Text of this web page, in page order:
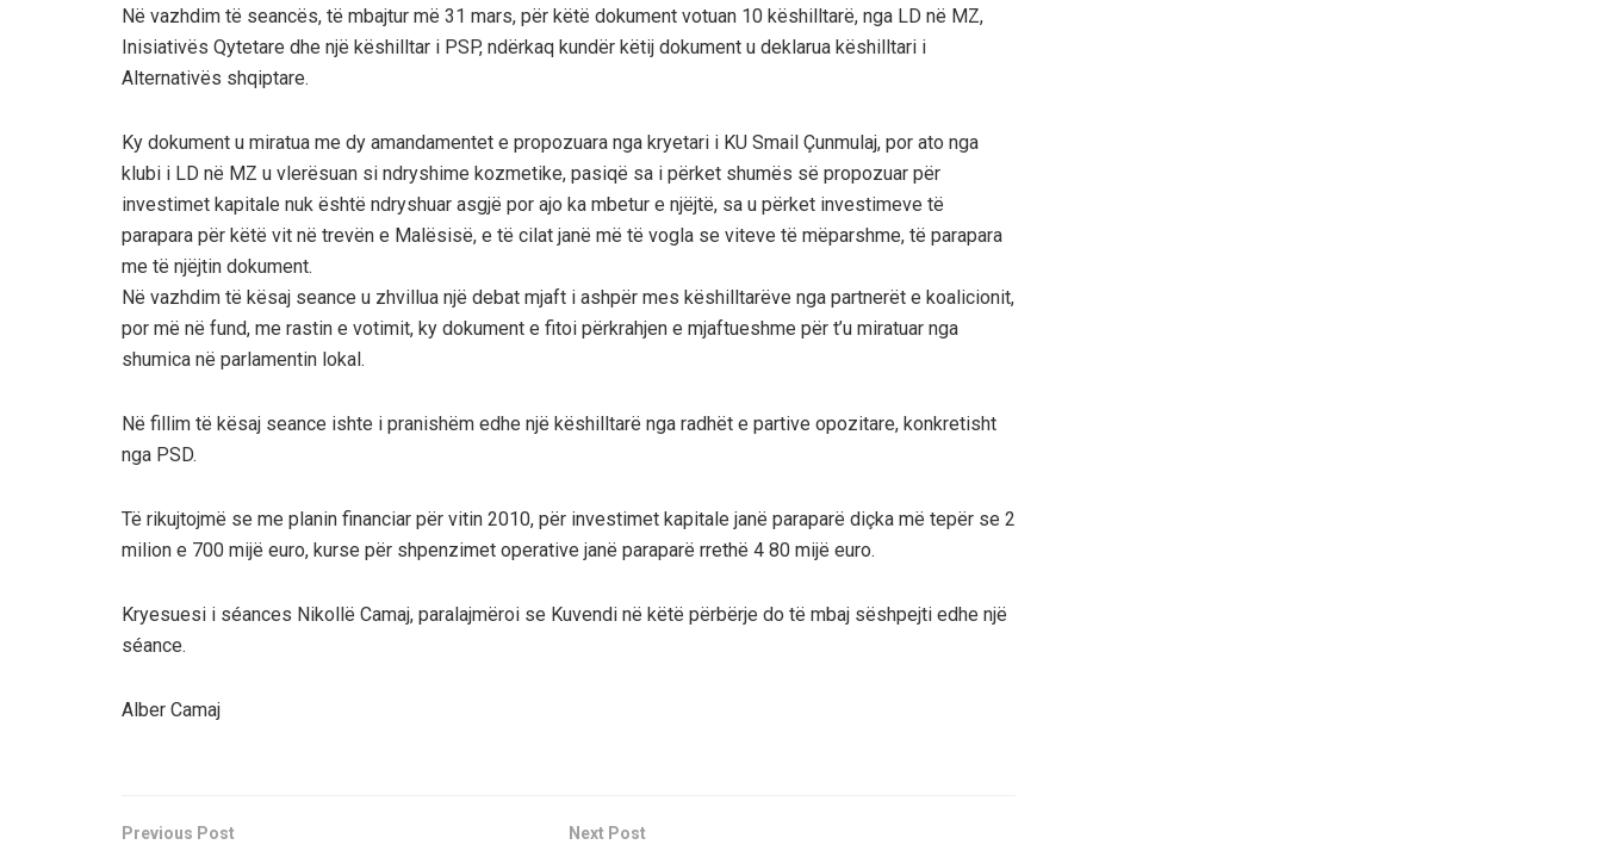
Në vazhdim të seancës, të mbajtur më 31 mars, për këtë dokument votuan 10 këshilltarë, nga LD në MZ,
Inisiativës Qytetare dhe një këshilltar i PSP, ndërkaq kundër këtij dokument u deklarua këshilltari i
Alternativës shqiptare.
Ky dokument u miratua me dy amandamentet e propozuara nga kryetari i KU Smail Çunmulaj, por ato nga
klubi i LD në MZ u vlerësuan si ndryshime kozmetike, pasiqë sa i përket shumës së propozuar për
investimet kapitale nuk është ndryshuar asgjë por ajo ka mbetur e njëjtë, sa u përket investimeve të
parapara për këtë vit në trevën e Malësisë, e të cilat janë më të vogla se viteve të mëparshme, të parapara
me të njëjtin dokument.
Në vazhdim të kësaj seance u zhvillua një debat mjaft i ashpër mes këshilltarëve nga partnerët e koalicionit,
por më në fund, me rastin e votimit, ky dokument e fitoi përkrahjen e mjaftueshme për t’u miratuar nga
shumica në parlamentin lokal.
Në fillim të kësaj seance ishte i pranishëm edhe një këshilltarë nga radhët e partive opozitare, konkretisht
nga PSD.
Të rikujtojmë se me planin financiar për vitin 2010, për investimet kapitale janë paraparë diçka më tepër se 2
milion e 700 mijë euro, kurse për shpenzimet operative janë paraparë rrethë 4 80 mijë euro.
Kryesuesi i séances Nikollë Camaj, paralajmëroi se Kuvendi në këtë përbërje do të mbaj sëshpejti edhe një
séance.
Alber Camaj
Previous Post Next Post